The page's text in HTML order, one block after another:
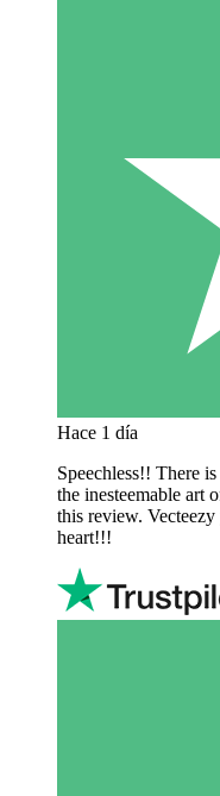
Hace 1 día
Speechless!! There
the inesteemable art
this review.
heart!!!